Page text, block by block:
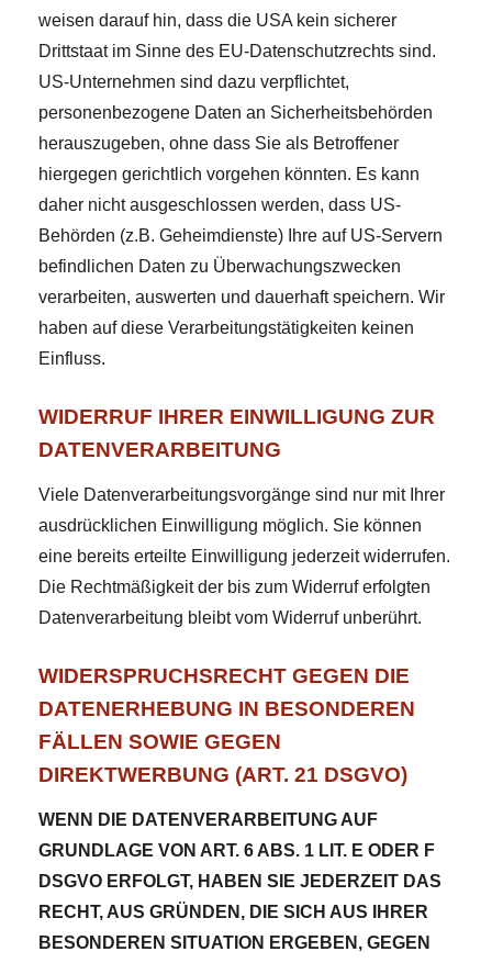
weisen darauf hin, dass die USA kein sicherer
Drittstaat im Sinne des EU-Datenschutzrechts sind.
US-Unternehmen sind dazu verpflichtet,
personenbezogene Daten an Sicherheitsbehörden
herauszugeben, ohne dass Sie als Betroffener
hiergegen gerichtlich vorgehen könnten. Es kann
daher nicht ausgeschlossen werden, dass US-
Behörden (z.B. Geheimdienste) Ihre auf US-Servern
befindlichen Daten zu Überwachungszwecken
verarbeiten, auswerten und dauerhaft speichern. Wir
haben auf diese Verarbeitungstätigkeiten keinen
Einfluss.
WIDERRUF IHRER EINWILLIGUNG ZUR
DATENVERARBEITUNG
Viele Datenverarbeitungsvorgänge sind nur mit Ihrer
ausdrücklichen Einwilligung möglich. Sie können
eine bereits erteilte Einwilligung jederzeit widerrufen.
Die Rechtmäßigkeit der bis zum Widerruf erfolgten
Datenverarbeitung bleibt vom Widerruf unberührt.
WIDERSPRUCHSRECHT GEGEN DIE
DATENERHEBUNG IN BESONDEREN
FÄLLEN SOWIE GEGEN
DIREKTWERBUNG (ART. 21 DSGVO)
WENN DIE DATENVERARBEITUNG AUF
GRUNDLAGE VON ART. 6 ABS. 1 LIT. E ODER F
DSGVO ERFOLGT, HABEN SIE JEDERZEIT DAS
RECHT, AUS GRÜNDEN, DIE SICH AUS IHRER
BESONDEREN SITUATION ERGEBEN, GEGEN